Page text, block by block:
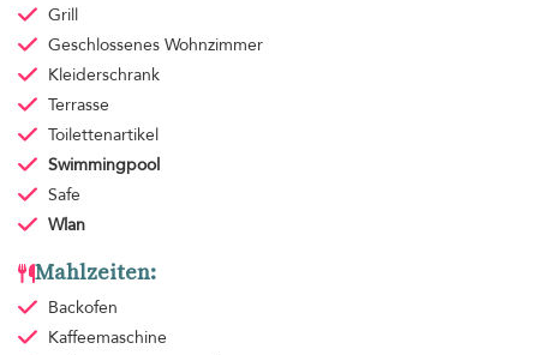
Grill
Geschlossenes Wohnzimmer
Kleiderschrank
Terrasse
Toilettenartikel
Swimmingpool
Safe
Wlan
Mahlzeiten:
Backofen
Kaffeemaschine